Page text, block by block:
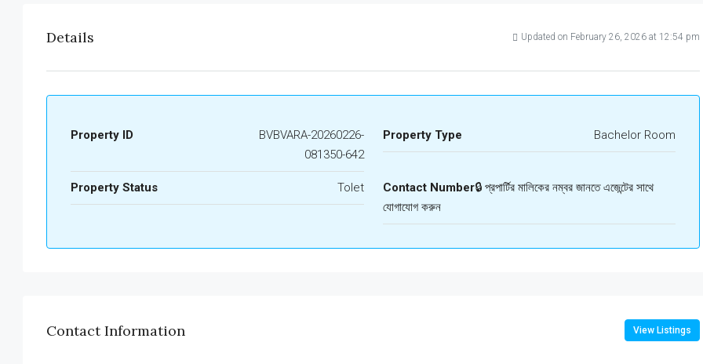
Details Updated on February 26, 2026 at 12:54 pm
Property ID
BVBVARA-20260226-
081350-642
Property Type Bachelor Room
Property Status Tolet Contact Number🔒 প্রপার্টির মালিকের নম্বর জানতে এজেন্টের সাথে
যোগাযোগ করুন
Contact Information View Listings